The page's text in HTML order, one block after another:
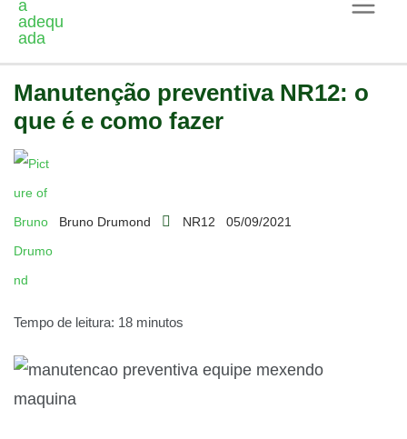
Manutenção preventiva NR12: o
que é e como fazer
Bruno Drumond NR12 05/09/2021
Tempo de leitura: 18 minutos